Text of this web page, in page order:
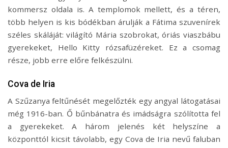
kommersz oldala is. A templomok mellett, és a téren,
több helyen is kis bódékban árulják a Fátima szuvenírek
széles skáláját: világító Mária szobrokat, óriás viaszbábu
gyerekeket, Hello Kitty rózsafüzéreket. Ez a csomag
része, jobb erre előre felkészülni.
Cova de Iria
A Szűzanya feltűnését megelőzték egy angyal látogatásai
még 1916-ban. Ő bűnbánatra és imádságra szólította fel
a gyerekeket. A három jelenés két helyszíne a
központtól kicsit távolabb, egy Cova de Iria nevű faluban